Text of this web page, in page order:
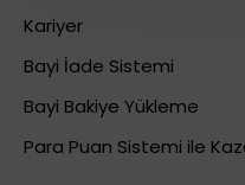
Kariyer
Bayi İade Sistemi
Bayi Bakiye Yükleme
Para Puan Sistemi ile